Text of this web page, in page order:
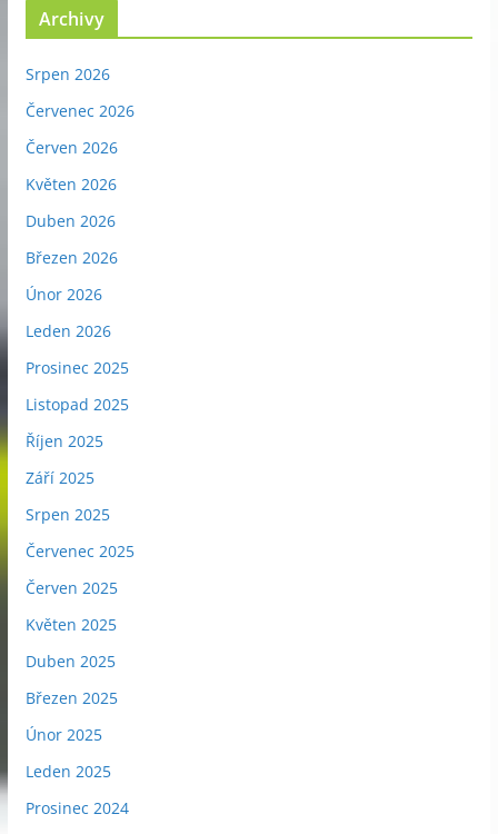
Archivy
Srpen 2026
Červenec 2026
Červen 2026
Květen 2026
Duben 2026
Březen 2026
Únor 2026
Leden 2026
Prosinec 2025
Listopad 2025
Říjen 2025
Září 2025
Srpen 2025
Červenec 2025
Červen 2025
Květen 2025
Duben 2025
Březen 2025
Únor 2025
Leden 2025
Prosinec 2024